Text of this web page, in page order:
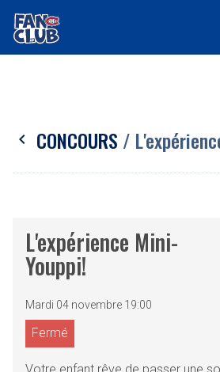
chevron_left CONCOURS /
L'expérience Mini-
Youppi!
Mardi 04 novembre 19:00
Fermé
Votre enfant rêve de passer une